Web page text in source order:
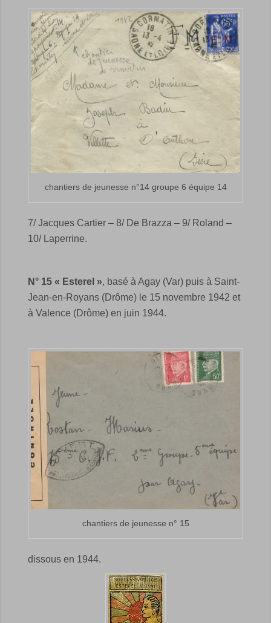
chantiers de jeunesse n°14 groupe 6 équipe 14
7/ Jacques Cartier – 8/ De Brazza – 9/ Roland –
10/ Laperrine.
N° 15 « Esterel », basé à Agay (Var) puis à Saint-
Jean-en-Royans (Drôme) le 15 novembre 1942 et
à Valence (Drôme) en juin 1944.
chantiers de jeunesse n° 15
dissous en 1944.